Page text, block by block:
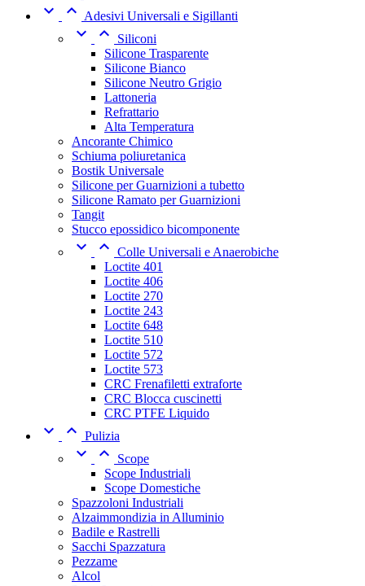
  Adesivi Universali e Sigillanti
 
Siliconi
Silicone Trasparente
Silicone Bianco
Silicone Neutro Grigio
Lattoneria
Refrattario
Alta Temperatura
Ancorante Chimico
Schiuma poliuretanica
Bostik Universale
Silicone per Guarnizioni a tubetto
Silicone Ramato per Guarnizioni
Tangit
Stucco epossidico bicomponente
  Colle Universali e Anaerobiche
Loctite 401
Loctite 406
Loctite 270
Loctite 243
Loctite 648
Loctite 510
Loctite 572
Loctite 573
CRC Frenafiletti extraforte
CRC Blocca cuscinetti
CRC PTFE Liquido
  Pulizia
 
Scope
Scope Industriali
Scope Domestiche
Spazzoloni Industriali
Alzaimmondizia in Alluminio
Badile e Rastrelli
Sacchi Spazzatura
Pezzame
Alcol